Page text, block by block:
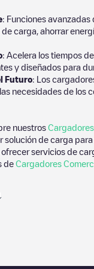
: Funciones avanzadas
carga, ahorrar
: Acelera los tiempos
y diseñados para
Futuro: Los
necesidades de los
nuestros
solución de carga para
servicios de
de Cargadores